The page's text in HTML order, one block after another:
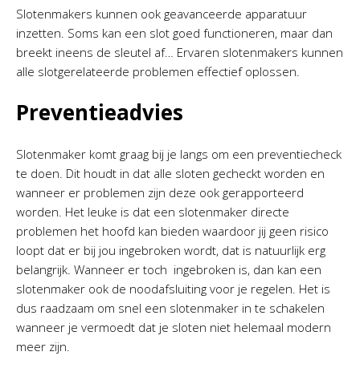
Slotenmakers kunnen ook geavanceerde apparatuur
inzetten. Soms kan een slot goed functioneren, maar dan
breekt ineens de sleutel af… Ervaren slotenmakers kunnen
alle slotgerelateerde problemen effectief oplossen.
Preventieadvies
Slotenmaker komt graag bij je langs om een preventiecheck
te doen. Dit houdt in dat alle sloten gecheckt worden en
wanneer er problemen zijn deze ook gerapporteerd
worden. Het leuke is dat een slotenmaker directe
problemen het hoofd kan bieden waardoor jij geen risico
loopt dat er bij jou ingebroken wordt, dat is natuurlijk erg
belangrijk. Wanneer er toch ingebroken is, dan kan een
slotenmaker ook de noodafsluiting voor je regelen. Het is
dus raadzaam om snel een slotenmaker in te schakelen
wanneer je vermoedt dat je sloten niet helemaal modern
meer zijn.